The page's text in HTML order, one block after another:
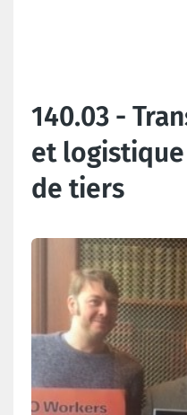
140.03 -
et
de tiers
Dernières